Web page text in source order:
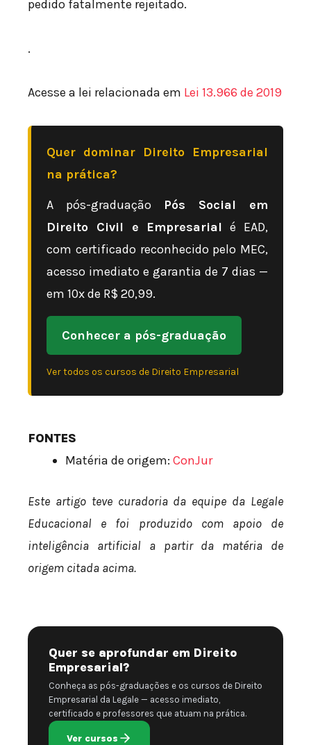
pedido fatalmente rejeitado.
.
Acesse a lei relacionada em Lei 13.966 de 2019
Quer dominar Direito Empresarial
na prática?
A pós-graduação Pós Social em
Direito Civil e Empresarial é EAD,
com certificado reconhecido pelo MEC,
acesso imediato e garantia de 7 dias —
em 10x de R$ 20,99.
Conhecer a pós-graduação
Ver todos os cursos de Direito Empresarial
FONTES
Matéria de origem: ConJur
Este artigo teve curadoria da equipe da Legale
Educacional e foi produzido com apoio de
inteligência artificial a partir da matéria de
origem citada acima.
Quer se aprofundar em Direito
Empresarial?
Conheça as pós-graduações e os cursos de Direito
Empresarial da Legale — acesso imediato,
certificado e professores que atuam na prática.
Ver cursos